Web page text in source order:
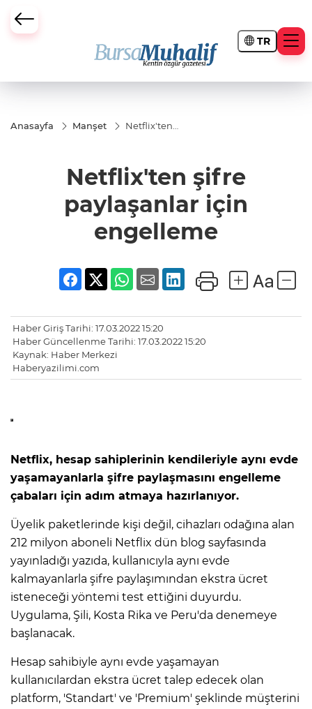
TR
Büyükşehir Darbesi
Anasayfa Manşet
Netflix'ten
engelleme
Netflix'ten şifre
paylaşanlar için
engelleme
Haber Giriş Tarihi: 17.03.2022 15:20
Haber Güncellenme Tarihi: 17.03.2022 15:20
Kaynak: Haber Merkezi
Haberyazilimi.com
Netflix, hesap sahiplerinin kendileriyle aynı evde
yaşamayanlarla şifre paylaşmasını engelleme
çabaları için adım atmaya hazırlanıyor.
Üyelik paketlerinde kişi değil, cihazları odağına alan
212 milyon aboneli Netflix dün blog sayfasında
yayınladığı yazıda, kullanıcıyla aynı evde
kalmayanlarla şifre paylaşımından ekstra ücret
isteneceği yöntemi test ettiğini duyurdu.
Uygulama, Şili, Kosta Rika ve Peru'da denemeye
başlanacak.
Hesap sahibiyle aynı evde yaşamayan
kullanıcılardan ekstra ücret talep edecek olan
platform, 'Standart' ve 'Premium' şeklinde müşterini